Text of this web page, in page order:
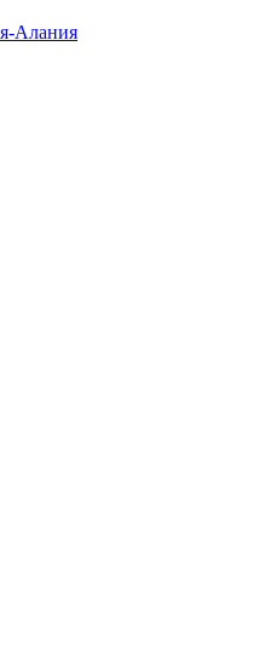
Алания